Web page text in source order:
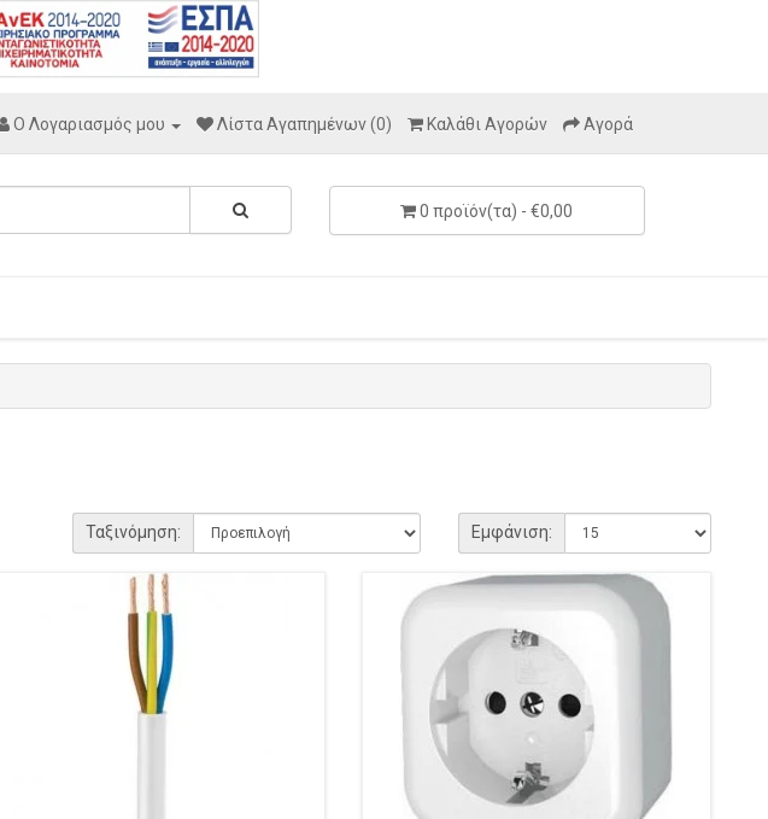
Ο Λογαριασμός μου Λίστα Αγαπημένων (0) Καλάθι Αγορών Αγορά
0 προϊόν(τα) - €0,00
Ταξινόμηση: Εμφάνιση: